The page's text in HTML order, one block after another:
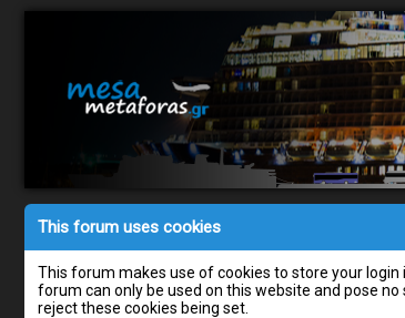
This forum uses cookies
This forum makes use of cookies to store your
forum can only be used on this website and pose
reject these cookies being set.